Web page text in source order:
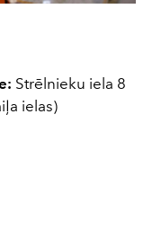
Strēlnieku iela 8
ielas)